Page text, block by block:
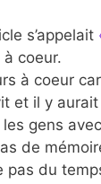
s’appelait
coeur.
à coeur
et il y
gens
de
pas du